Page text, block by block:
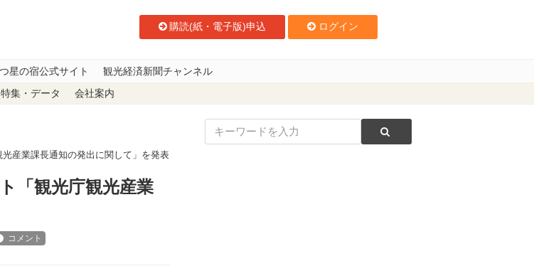
購読(紙・電子版)申込 ログイン
星の宿公式サイト 観光経済新聞チャンネル
特集・データ 会社案内
産業課長通知の発出に関して」を発表
「観光庁観光産業